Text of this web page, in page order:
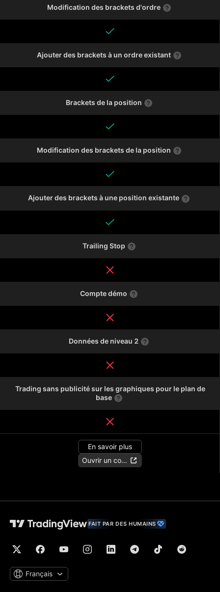
Modification des brackets d'ordre
Ajouter des brackets à un ordre existant
Brackets de la position
Modification des brackets de la position
Ajouter des brackets à une position existante
Trailing Stop
Compte démo
Données de niveau 2
Trading sans publicité sur les graphiques pour le plan de
base
En savoir plus
Ouvrir un compte
FAIT PAR DES HUMAINS
Français